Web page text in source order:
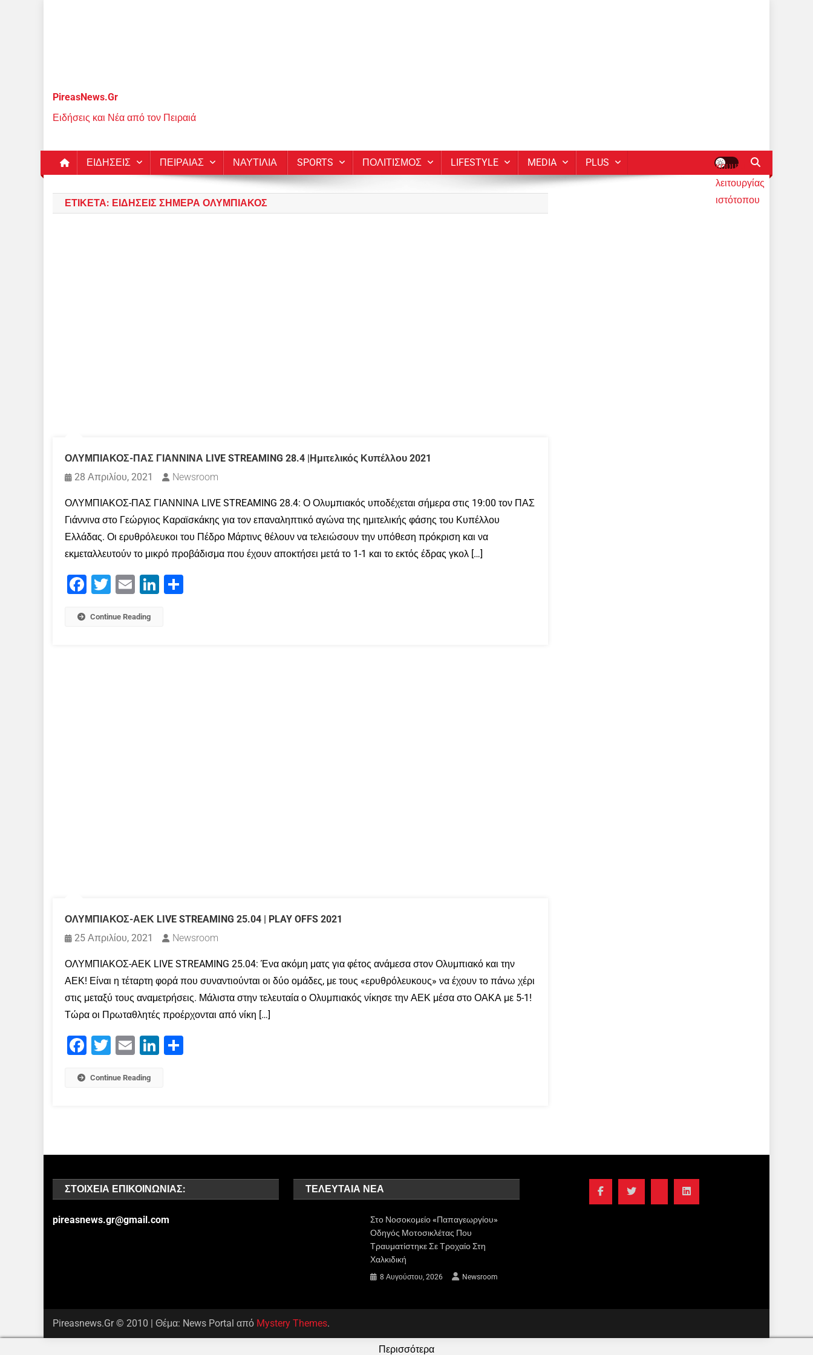
PireasNews.Gr
Ειδήσεις και Νέα από τον Πειραιά
ΕΙΔΗΣΕΙΣ ΠΕΙΡΑΙΑΣ ΝΑΥΤΙΛΙΑ SPORTS ΠΟΛΙΤΙΣΜΟΣ LIFESTYLE MEDIA PLUS
κουμπί
λειτουργίας
ιστότοπου
ΕΤΙΚΈΤΑ: ΕΙΔΗΣΕΙΣ ΣΗΜΕΡΑ ΟΛΥΜΠΙΑΚΟΣ
ΟΛΥΜΠΙΑΚΟΣ-ΠΑΣ ΓΙΑΝΝΙΝΑ LIVE STREAMING 28.4 |Ημιτελικός Κυπέλλου 2021
28 Απριλίου, 2021
Newsroom
ΟΛΥΜΠΙΑΚΟΣ-ΠΑΣ ΓΙΑΝΝΙΝΑ LIVE STREAMING 28.4: Ο Ολυμπιακός υποδέχεται σήμερα στις 19:00 τον ΠΑΣ
Γιάννινα στο Γεώργιος Καραϊσκάκης για τον επαναληπτικό αγώνα της ημιτελικής φάσης του Κυπέλλου
Ελλάδας. Οι ερυθρόλευκοι του Πέδρο Μάρτινς θέλουν να τελειώσουν την υπόθεση πρόκριση και να
εκμεταλλευτούν το μικρό προβάδισμα που έχουν αποκτήσει μετά το 1-1 και το εκτός έδρας γκολ […]
Facebook
Twitter Email LinkedIn
Continue Reading
ΟΛΥΜΠΙΑΚΟΣ-ΑΕΚ LIVE STREAMING 25.04 | PLAY OFFS 2021
25 Απριλίου, 2021
Newsroom
ΟΛΥΜΠΙΑΚΟΣ-ΑΕΚ LIVE STREAMING 25.04: Ένα ακόμη ματς για φέτος ανάμεσα στον Ολυμπιακό και την
ΑΕΚ! Είναι η τέταρτη φορά που συναντιούνται οι δύο ομάδες, με τους «ερυθρόλευκους» να έχουν το πάνω χέρι
στις μεταξύ τους αναμετρήσεις. Μάλιστα στην τελευταία ο Ολυμπιακός νίκησε την ΑΕΚ μέσα στο ΟΑΚΑ με 5-1!
Τώρα οι Πρωταθλητές προέρχονται από νίκη […]
Facebook
Twitter Email LinkedIn
Continue Reading
ΣΤΟΙΧΕΊΑ ΕΠΙΚΟΙΝΩΝΊΑΣ:
pireasnews.gr@gmail.com
ΤΕΛΕΥΤΑΊΑ ΝΈΑ
Στο Νοσοκομείο «Παπαγεωργίου»
Οδηγός Μοτοσικλέτας Που
Τραυματίστηκε Σε Τροχαίο Στη
Χαλκιδική
8 Αυγούστου, 2026 Newsroom
Pireasnews.Gr © 2010 | Θέμα: News Portal από Mystery Themes.
Περισσότερα